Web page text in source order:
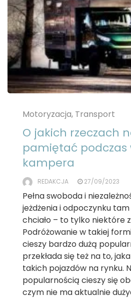
Motoryzacja, Transport
O jakich rzeczach
pamiętać podczas
kampera
REDAKCJA 27/09/2023
Pełna swoboda i
jeżdżenia i odpoczynku
chciało – to tylko niektóre
Podróżowanie w takiej
cieszy bardzo dużą
przekłada się też na to,
takich pojazdów na rynku.
popularnością cieszy się
czym nie ma aktualnie